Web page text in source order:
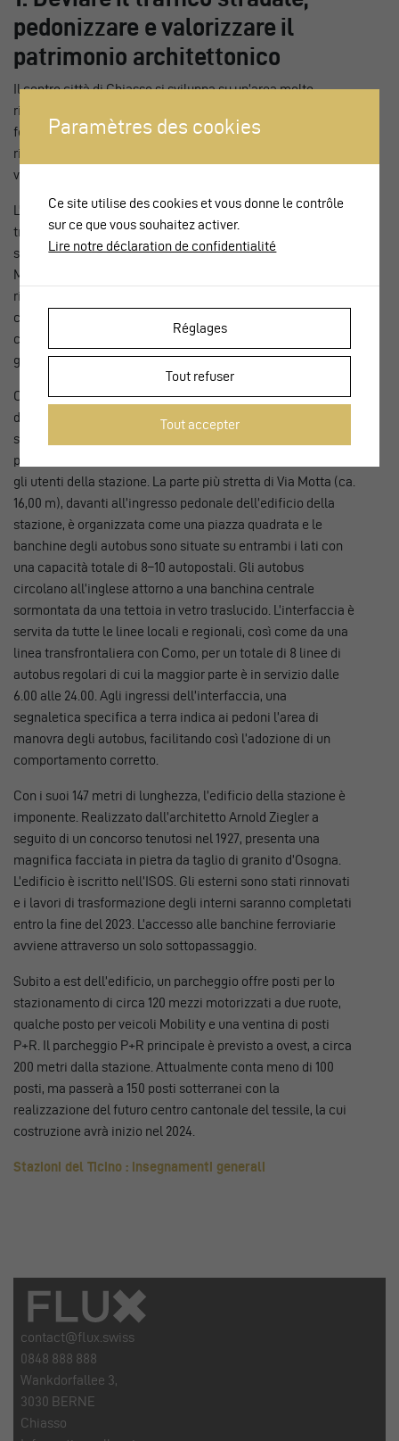
pedonizzare e valorizzare il
patrimonio architettonico
Il centro città di Chiasso si sviluppa su un’area molto
ristretta, delimitata dalla frontiera con l’Italia a est, dall’area
ferroviaria a sud e dall’autostrada a nord. In tale contesto, la
riorganizzazione della zona della stazione rappresenta una
vera e propria impresa.
L’idea di eliminare il traffico di transito davanti alla stazione
trova impulso nello studio di fattibilità del 2004, ma i lavori
si sono svolti solo tra il 2019 e il 2022. Oggi il tratto di Via
Motta davanti alla stazione è «chiuso» al traffico (luogo di
ritrovo) ed è riservato a trasporti pubblici, taxi, consegne,
ciclisti e pedoni. La deviazione del traffico su Via Como che
costeggia l’autostrada è stata resa possibile in particolare
grazie all’installazione di pareti antirumore.
Con questa riorganizzazione della circolazione, la via
davanti all’edificio della stazione è divenuta un polo di
scambio intermodale. Una rotatoria a ogni estremità
permette l’inversione del traffico locale e la sosta breve per
gli utenti della stazione. La parte più stretta di Via Motta (ca.
16,00 m), davanti all’ingresso pedonale dell’edificio della
stazione, è organizzata come una piazza quadrata e le
banchine degli autobus sono situate su entrambi i lati con
una capacità totale di 8–10 autopostali. Gli autobus
circolano all’inglese attorno a una banchina centrale
sormontata da una tettoia in vetro traslucido. L’interfaccia è
servita da tutte le linee locali e regionali, così come da una
linea transfrontaliera con Como, per un totale di 8 linee di
autobus regolari di cui la maggior parte è in servizio dalle
6.00 alle 24.00. Agli ingressi dell’interfaccia, una
segnaletica specifica a terra indica ai pedoni l’area di
manovra degli autobus, facilitando così l’adozione di un
comportamento corretto.
Con i suoi 147 metri di lunghezza, l’edificio della stazione è
imponente. Realizzato dall’architetto Arnold Ziegler a
seguito di un concorso tenutosi nel 1927, presenta una
magnifica facciata in pietra da taglio di granito d’Osogna.
L’edificio è iscritto nell’ISOS. Gli esterni sono stati rinnovati
e i lavori di trasformazione degli interni saranno completati
entro la fine del 2023. L’accesso alle banchine ferroviarie
avviene attraverso un solo sottopassaggio.
Subito a est dell’edificio, un parcheggio offre posti per lo
stazionamento di circa 120 mezzi motorizzati a due ruote,
qualche posto per veicoli Mobility e una ventina di posti
P+R. Il parcheggio P+R principale è previsto a ovest, a circa
200 metri dalla stazione. Attualmente conta meno di 100
posti, ma passerà a 150 posti sotterranei con la
realizzazione del futuro centro cantonale del tessile, la cui
costruzione avrà inizio nel 2024.
Stazioni del Ticino : insegnamenti generali
contact@flux.swiss
0848 888 888
Wankdorfallee 3,
3030 BERNE
Chiasso
Paramètres des cookies
Ce site utilise des cookies et vous donne le contrôle
sur ce que vous souhaitez activer.
Lire notre déclaration de confidentialité
Réglages
Tout refuser
Tout accepter